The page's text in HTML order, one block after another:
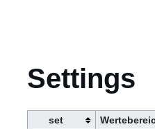
Settings
set